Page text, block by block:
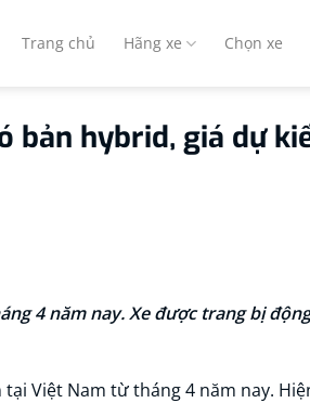
Trang chủ Hãng xe Chọn xe
bản hybrid, giá dự
4 năm nay. Xe được trang bị
Việt Nam từ tháng 4 năm nay.